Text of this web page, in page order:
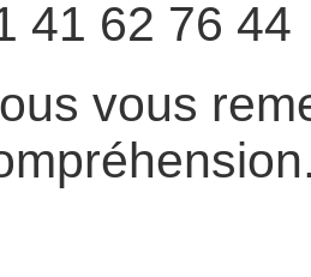
41 62 76 44
vous